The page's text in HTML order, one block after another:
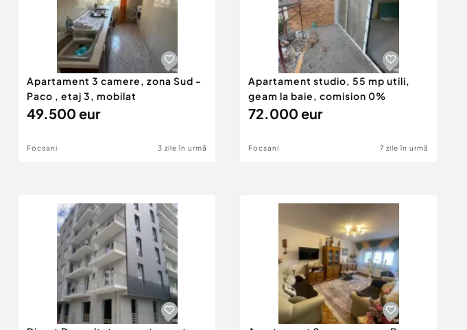
Apartament 3 camere, zona Sud -
Paco , etaj 3, mobilat
49.500 eur
Focsani 3 zile în urmă
Apartament studio, 55 mp utili,
geam la baie, comision 0%
72.000 eur
Focsani 7 zile în urmă